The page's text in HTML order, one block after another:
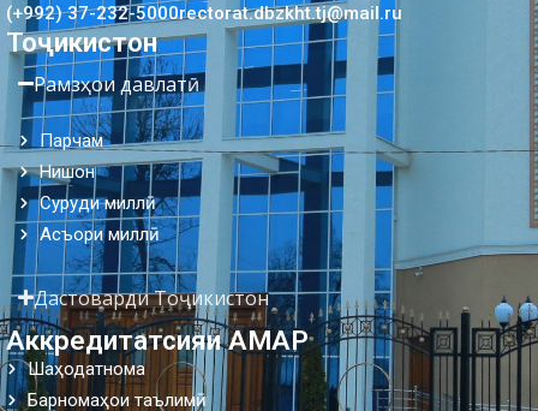
(+992) 37-232-5000rectorat.dbzkht.tj@mail.ru
Тоҷикистон
Рамзҳои давлатӣ
Парчам
Нишон
Суруди миллӣ
Асъори миллӣ
Дастоварди Тоҷикистон
Аккредитатсияи АМАР
Шаҳодатнома
Барномаҳои таълимӣ